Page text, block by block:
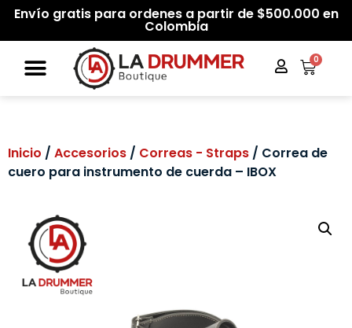
Envío gratis para ordenes a partir de $500.000 en
Colombia
0
Inicio / Accesorios / Correas - Straps / Correa de
cuero para instrumento de cuerda – IBOX